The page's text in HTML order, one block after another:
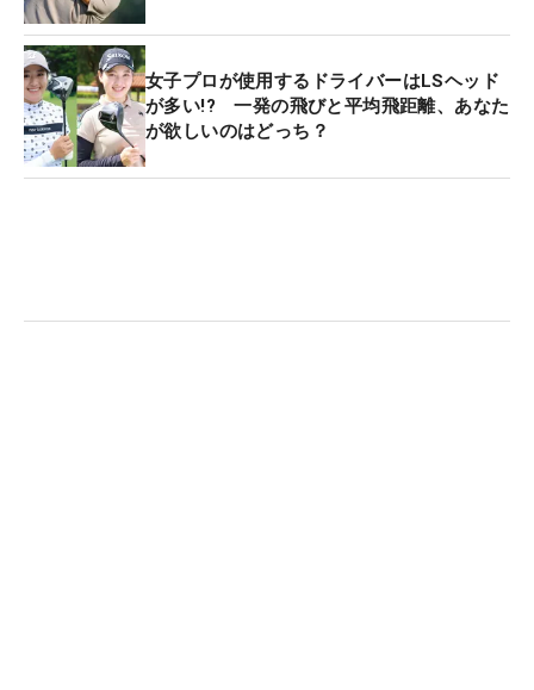
女子プロが使用するドライバーはLSヘッド
が多い!? 一発の飛びと平均飛距離、あなた
が欲しいのはどっち？